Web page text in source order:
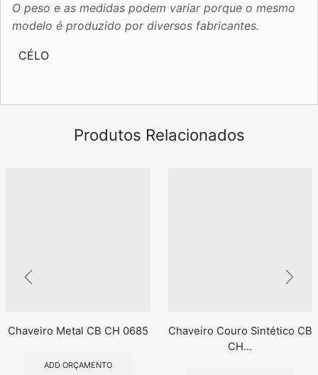
O peso e as medidas podem variar porque o mesmo
modelo é produzido por diversos fabricantes.
CÉLO
Produtos Relacionados
Chaveiro Metal CB CH 0685
ADD ORÇAMENTO
Chaveiro Couro Sintético CB
CH...